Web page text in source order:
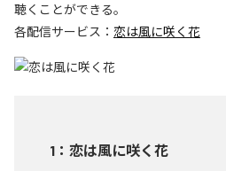
聴くことができる。
各配信サービス： 恋は風に咲く花
1 ： 恋は風に咲く花